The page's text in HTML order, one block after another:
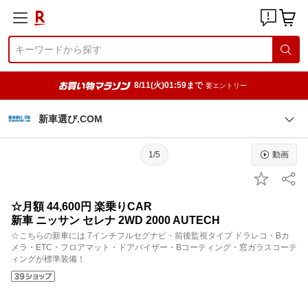
8/11(火)01:59まで 要エントリー
新車選び.COM
1/5 動画
☆月額 44,600円 楽乗りCAR
新車 ニッサン セレナ 2WD 2000 AUTECH
☆こちらの新車には 7インチフルセグナビ・前後監視タイプ ドラレコ・Bカ
メラ・ETC・フロアマット・ドアバイザー・Bコーティング・窓ガラスコーテ
ィングが標準装備！